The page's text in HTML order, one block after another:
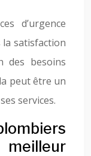
d’urgence
satisfaction
des besoins
peut être un
services.